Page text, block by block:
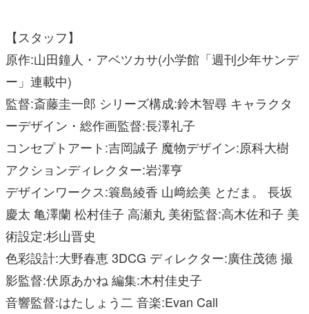
【スタッフ】
原作:山田鐘人・アベツカサ(小学館「週刊少年サンデ
ー」連載中)
監督:斎藤圭一郎 シリーズ構成:鈴木智尋 キャラクタ
ーデザイン・総作画監督:長澤礼子
コンセプトアート:吉岡誠子 魔物デザイン:原科大樹
アクションディレクター:岩澤亨
デザインワークス:簑島綾香 山﨑絵美 とだま。 長坂
慶太 亀澤蘭 松村佳子 高瀬丸 美術監督:高木佐和子 美
術設定:杉山晋史
色彩設計:大野春恵 3DCG ディレクター:廣住茂徳 撮
影監督:伏原あかね 編集:木村佳史子
音響監督:はたしょう二 音楽:Evan Call